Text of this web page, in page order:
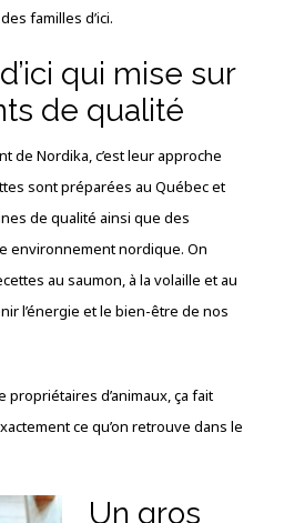
familles d’ici.
qui mise sur
de qualité
de Nordika, c’est leur approche
sont préparées au Québec et
de qualité ainsi que des
environnement nordique. On
au saumon, à la volaille et au
l’énergie et le bien-être de nos
propriétaires d’animaux, ça fait
ce qu’on retrouve dans le
Un gros